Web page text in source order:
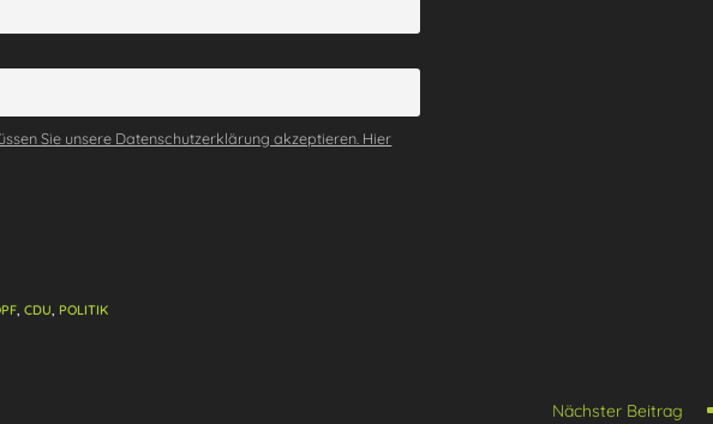
Sie unsere Datenschutzerklärung akzeptieren. Hier
, CDU, POLITIK
Nächster Beitrag